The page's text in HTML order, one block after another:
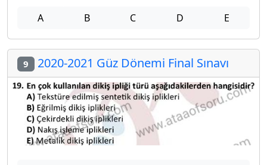
A B C D E
9 2020-2021 Güz Dönemi Final Sınavı